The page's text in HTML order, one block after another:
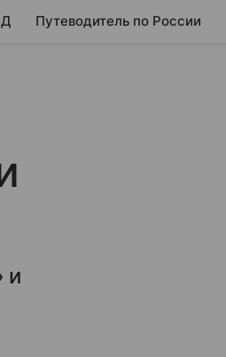
Путеводитель по России
и